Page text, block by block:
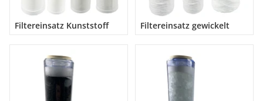
Filtereinsatz Kunststoff Filtereinsatz gewickelt